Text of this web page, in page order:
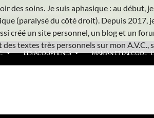
LES ACOUPHÈNES MAMAN ET L’ALCOOL :
soins. Je suis aphasique : au début,
(paralysé du côté droit). Depuis 2017,
créé un site personnel, un blog et un
textes très personnels sur mon A.V.C.,